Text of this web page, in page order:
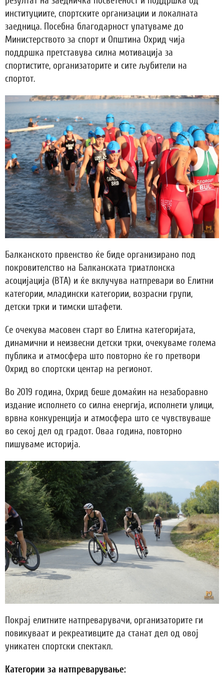
институциите, спортските организации и локалната
заедница. Посебна благодарност упатуваме до
Министерството за спорт и Општина Охрид чија
поддршка претставува силна мотивација за
спортистите, организаторите и сите љубители на
спортот.
Балканското првенство ќе биде организирано под
покровителство на Балканската триатлонска
асоцијација (BTA) и ќе вклучува натпревари во Елитни
категории, младински категории, возрасни групи,
детски трки и тимски штафети.
Се очекува масовен старт во Елитна категоријата,
динамични и неизвесни детски трки, очекуваме голема
публика и атмосфера што повторно ќе го претвори
Охрид во спортски центар на регионот.
Во 2019 година, Охрид беше домаќин на незаборавно
издание исполнето со силна енергија, исполнети улици,
врвна конкуренција и атмосфера што се чувствуваше
во секој дел од градот. Оваа година, повторно
пишуваме историја.
Покрај елитните натпреварувачи, организаторите ги
повикуваат и рекреативците да станат дел од овој
уникатен спортски спектакл.
Категории за натпреварување: